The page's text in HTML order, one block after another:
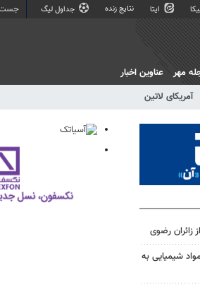
ایتا نتایج زنده جداول لیگ
آمریکای لاتین
مهر عناوین اخبار
زائران رضوی
شیمیایی به